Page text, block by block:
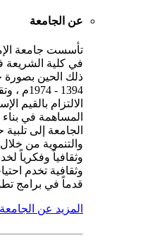
عن الجامعة
تأسست جامعة
ذلك الحين
1394 -
الالتزام بالقيم
المساهمة في
الجامعة إلى
والتنموية من
وثقافياً وفكرياً
وثقافية تخدم
قدماً في برامج
المزيد عن